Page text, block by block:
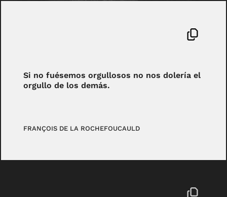
Si no fuésemos orgullosos no nos dolería el
orgullo de los demás.
FRANÇOIS DE LA ROCHEFOUCAULD